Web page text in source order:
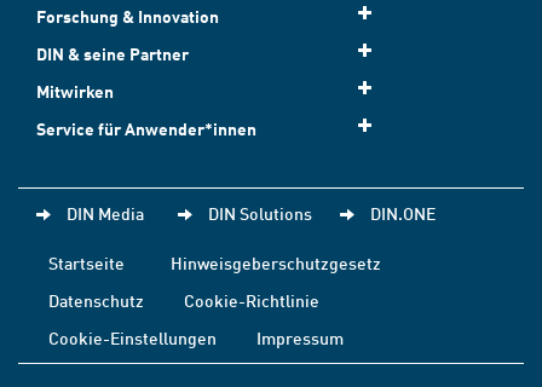
Forschung & Innovation
DIN & seine Partner
Mitwirken
Service für Anwender*innen
DIN Media DIN Solutions DIN.ONE
Startseite
Hinweisgeberschutzgesetz
Datenschutz
Cookie-Richtlinie
Cookie-Einstellungen
Impressum